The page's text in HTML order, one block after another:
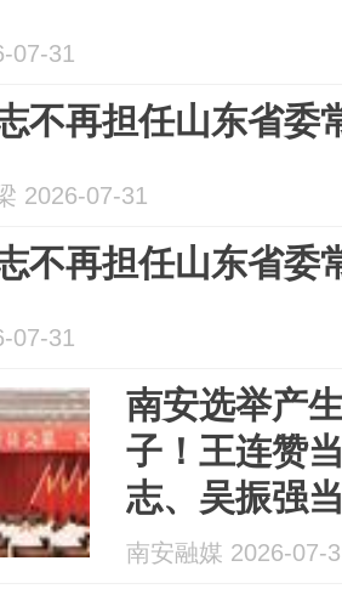
07-31
不再担任山东省委
2026-07-31
不再担任山东省委
07-31
南安选举产
子！王连赞
志、吴振强
南安融媒 2026-07-